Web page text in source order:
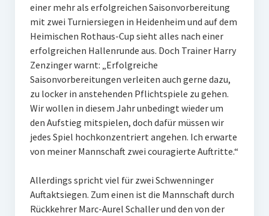
M U18
M U12
Internationale Hallenhockeyturnier
Galerie
einer mehr als erfolgreichen Saisonvorbereitung
mit zwei Turniersiegen in Heidenheim und auf dem
Heimischen Rothaus-Cup sieht alles nach einer
erfolgreichen Hallenrunde aus. Doch Trainer Harry
Zenzinger warnt: „Erfolgreiche
Saisonvorbereitungen verleiten auch gerne dazu,
zu locker in anstehenden Pflichtspiele zu gehen.
Wir wollen in diesem Jahr unbedingt wieder um
den Aufstieg mitspielen, doch dafür müssen wir
jedes Spiel hochkonzentriert angehen. Ich erwarte
von meiner Mannschaft zwei couragierte Auftritte.“
Allerdings spricht viel für zwei Schwenninger
Auftaktsiegen. Zum einen ist die Mannschaft durch
Rückkehrer Marc-Aurel Schaller und den von der